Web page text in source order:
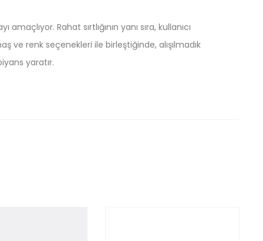
Rahat sırtlığının yanı sıra, kullanıcı
ve renk seçenekleri ile birleştiğinde, alışılmadık
yaratır.